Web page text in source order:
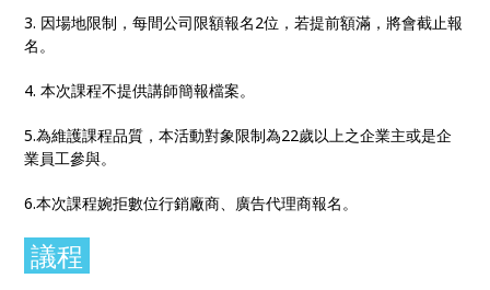
3. 因場地限制，每間公司限額報名2位，若提前額滿，將會截止報
名。
4. 本次課程不提供講師簡報檔案。
5.為維護課程品質，本活動對象限制為22歲以上之企業主或是企
業員工參與。
6.本次課程婉拒數位行銷廠商、廣告代理商報名。
議程